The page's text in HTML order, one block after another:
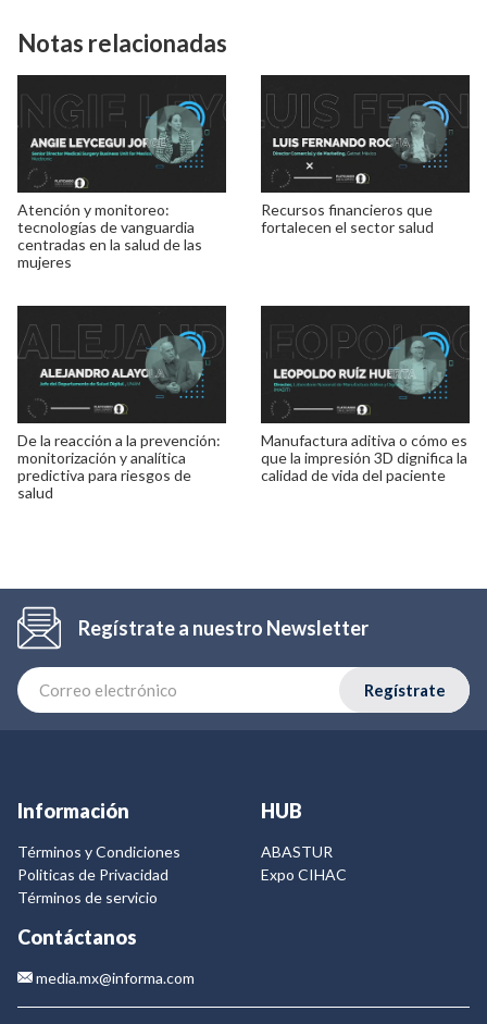
Notas relacionadas
Atención y monitoreo:
tecnologías de vanguardia
centradas en la salud de las
mujeres
Recursos financieros que
fortalecen el sector salud
De la reacción a la prevención:
monitorización y analítica
predictiva para riesgos de
salud
Manufactura aditiva o cómo es
que la impresión 3D dignifica la
calidad de vida del paciente
Regístrate a nuestro Newsletter
Regístrate
Información
Términos y Condiciones
Politicas de Privacidad
Términos de servicio
HUB
ABASTUR
Expo CIHAC
Contáctanos
media.mx@informa.com